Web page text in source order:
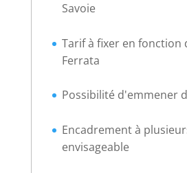
Savoie
Tarif à fixer en fonction
Ferrata
Possibilité d'emmener
Encadrement à
envisageable